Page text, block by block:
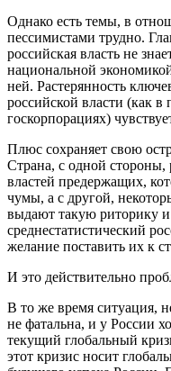
Однако есть темы, в
пессимистами трудно.
российская власть не
национальной
ней. Растерянность
российской власти (как в
госкорпорациях)
Плюс сохраняет свою
Страна, с одной стороны,
властей предержащих,
чумы, а с другой,
выдают такую риторику и
среднестатистический
желание поставить их к
И это действительно
В то же время ситуация,
не фатальна, и у России
текущий глобальный
этот кризис носит